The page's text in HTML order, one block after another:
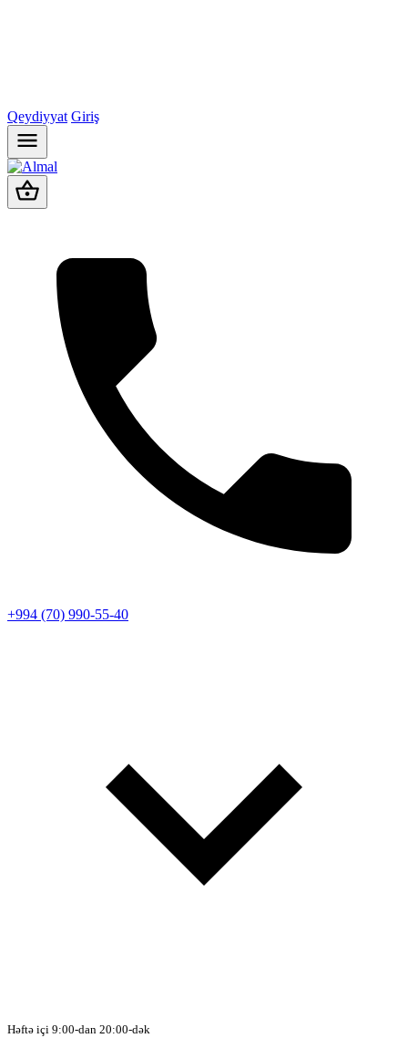
Qeydiyyat Giriş
+994 (70) 990-55-40
Həftə içi 9:00-dan 20:00-dək